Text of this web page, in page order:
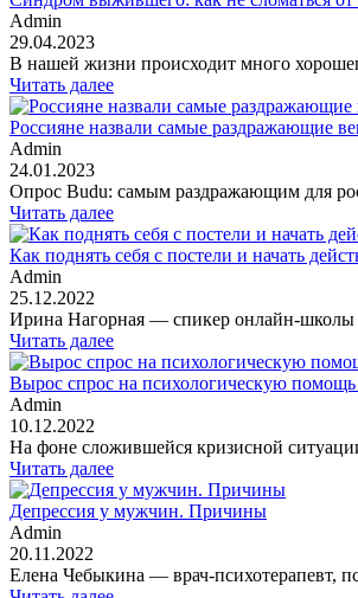
Admin
29.04.2023
В нашей жизни происходит много
Читать далее
Россияне назвали самые раздражающие
Admin
24.01.2023
Опрос Budu: самым раздражающим для
Читать далее
Как поднять себя с постели и начать
Admin
25.12.2022
Ирина Нагорная — спикер онлайн-школы
Читать далее
Вырос спрос на психологическую помощь
Admin
10.12.2022
На фоне сложившейся кризисной
Читать далее
Депрессия у мужчин. Причины
Admin
20.11.2022
Елена Чебыкина — врач-психотерапевт,